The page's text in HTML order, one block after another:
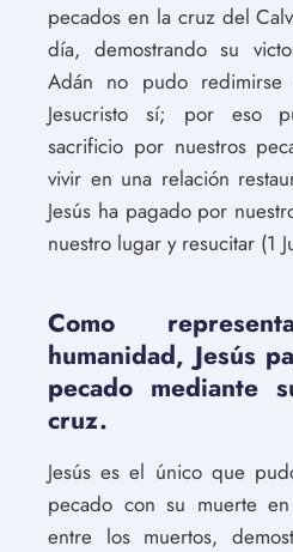
pecados en la cruz del
día, demostrando su
Adán no pudo
Jesucristo sí; por eso
sacrificio por nuestros
vivir en una relación
Jesús ha pagado por
nuestro lugar y resucitar (1
Como
humanidad, Jesús
pecado mediante
cruz.
Jesús es el único que
pecado con su muerte
entre los muertos,